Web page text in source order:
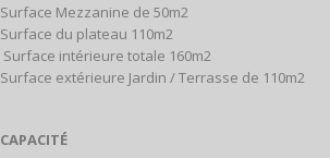
Surface Mezzanine de 50m2
Surface du plateau 110m2
Surface intérieure totale 160m2
Surface extérieure Jardin / Terrasse de 110m2
CAPACITÉ